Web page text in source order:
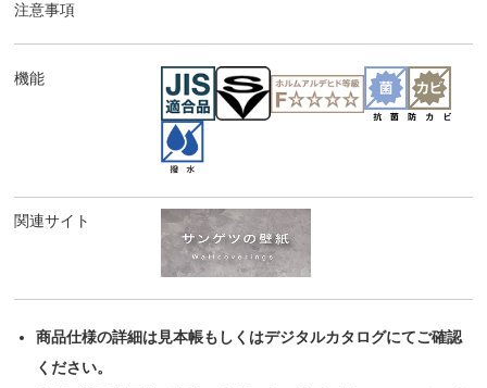
注意事項
機能
関連サイト
商品仕様の詳細は見本帳もしくはデジタルカタログにてご確認
ください。